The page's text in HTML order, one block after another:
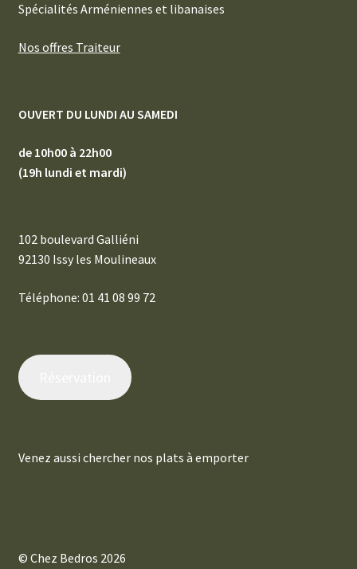
Spécialités Arméniennes et libanaises
Nos offres Traiteur
OUVERT DU LUNDI AU SAMEDI
de 10h00 à 22h00
(19h lundi et mardi)
102 boulevard Galliéni
92130 Issy les Moulineaux
Téléphone: 01 41 08 99 72
Venez aussi chercher nos plats à emporter
© Chez Bedros 2026